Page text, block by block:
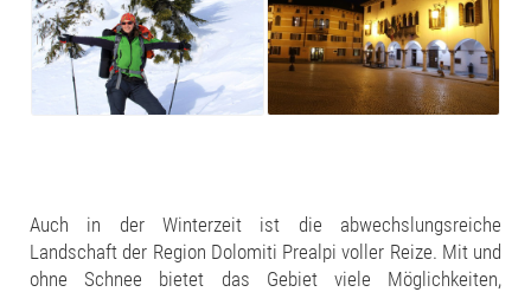
Auch in der Winterzeit ist die abwechslungsreiche
Landschaft der Region Dolomiti Prealpi voller Reize. Mit und
ohne Schnee bietet das Gebiet viele Möglichkeiten,